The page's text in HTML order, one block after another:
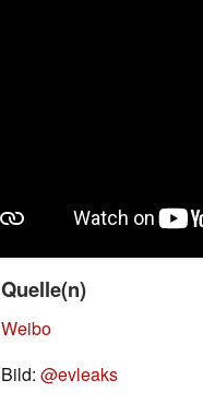
Quelle(n)
Weibo
Bild: @evleaks